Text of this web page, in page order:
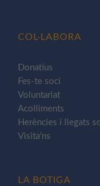
COL·LABORA
Donatius
Fes-te soci
Voluntariat
Acolliments
Herències i llegats
Visita’ns
LA BOTIGA